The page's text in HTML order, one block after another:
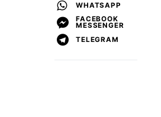
WHATSAPP
FACEBOOK
MESSENGER
TELEGRAM